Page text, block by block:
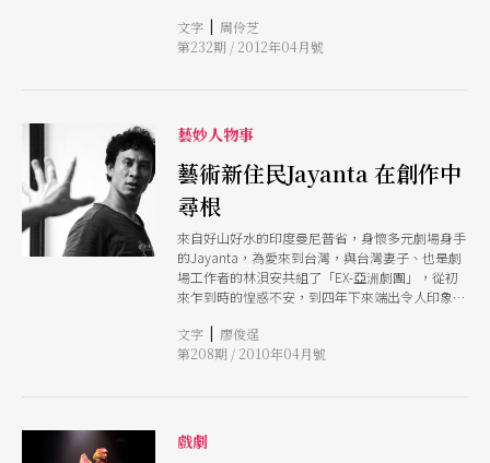
她們也在舞台，打造了屬於自己的Her/story
文字 | 周伶芝
第232期 / 2012年04月號
藝妙人物事
藝術新住民Jayanta 在創作中
尋根
來自好山好水的印度曼尼普省，身懷多元劇場身手
的Jayanta，為愛來到台灣，與台灣妻子、也是劇
場工作者的林浿安共組了「EX-亞洲劇團」，從初
來乍到時的惶惑不安，到四年下來端出令人印象深
等製作，豐富的肢體與語言令人驚艷，藝術新住民
Jayanta，也在台灣穩下了創作的腳步。五月他將
文字 | 廖俊逞
第208期 / 2010年04月號
戲劇